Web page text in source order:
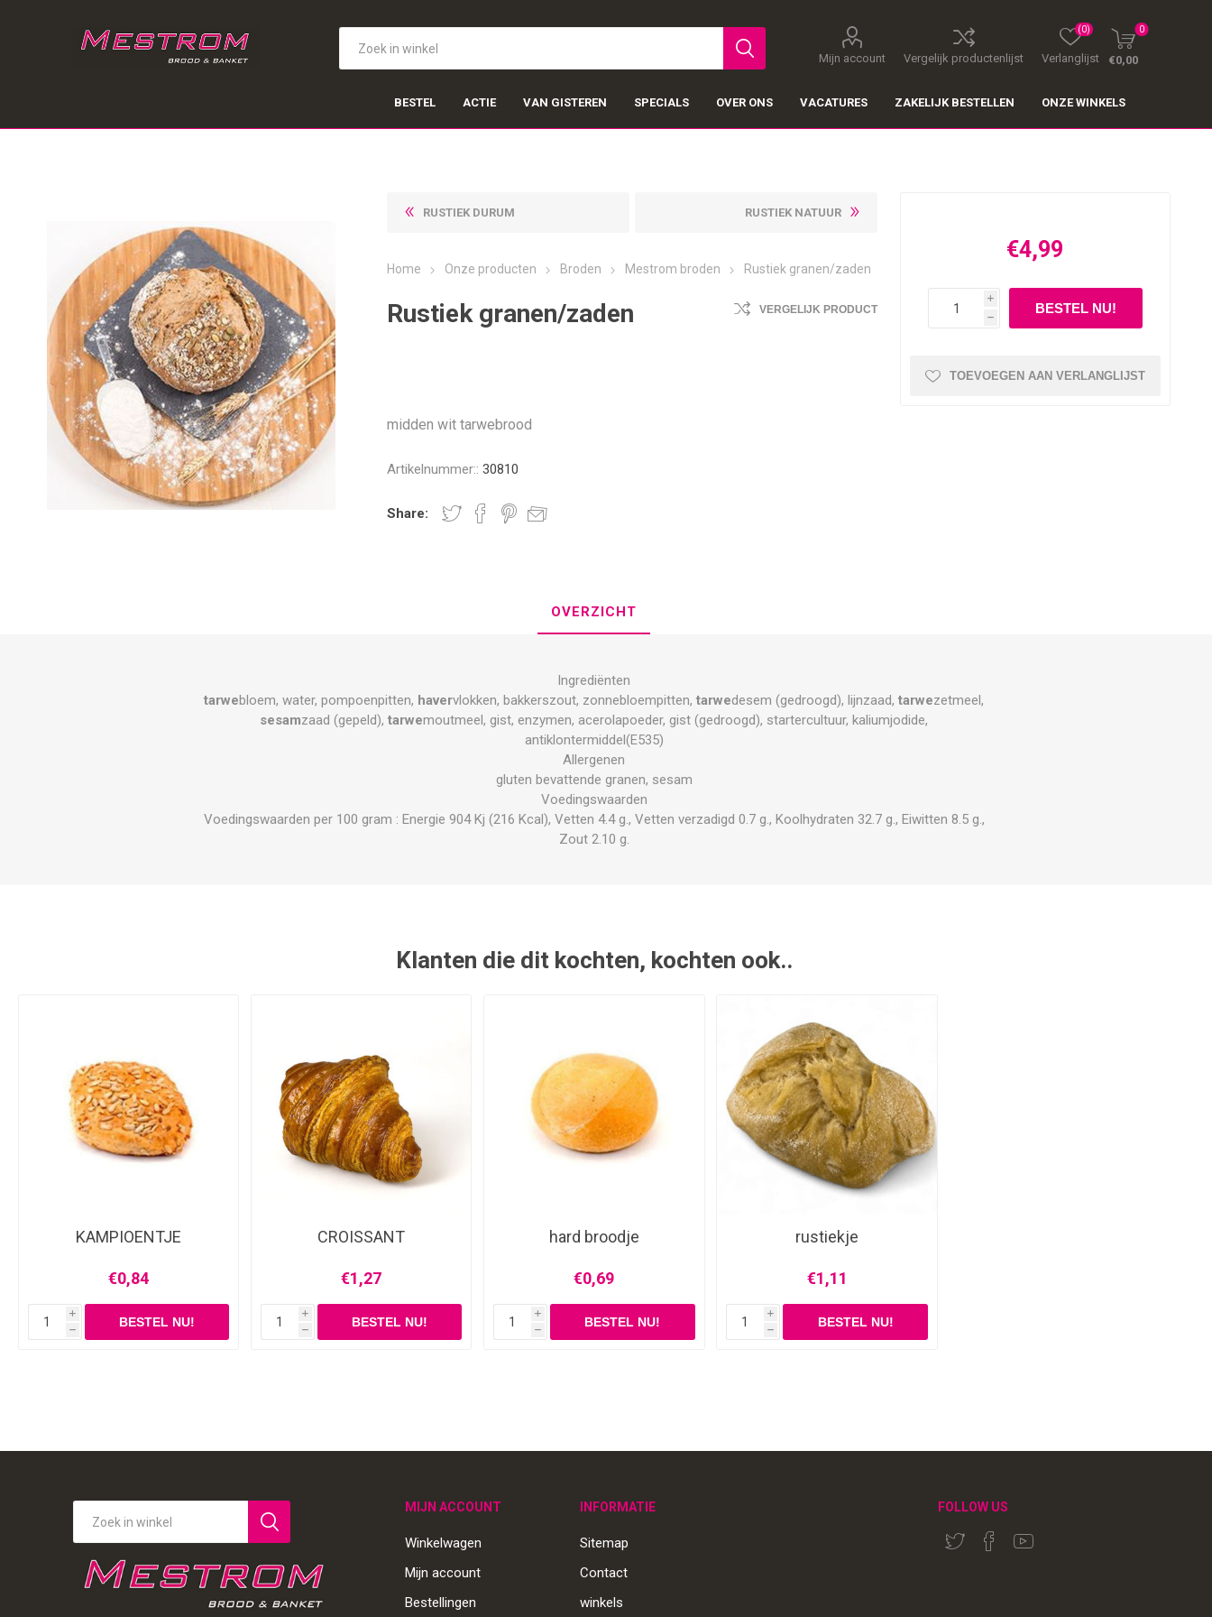
Mijn account Vergelijk productenlijst Verlanglijst
(0) 0
€0,00
BESTEL ACTIE VAN GISTEREN SPECIALS OVER ONS VACATURES ZAKELIJK BESTELLEN ONZE WINKELS
RUSTIEK DURUM RUSTIEK NATUUR
Home Onze producten Broden Mestrom broden Rustiek granen/zaden
Rustiek granen/zaden VERGELIJK PRODUCT
midden wit tarwebrood
Artikelnummer:: 30810
Share:
€4,99
i
h
TOEVOEGEN AAN VERLANGLIJST
OVERZICHT
Ingrediënten
tarwebloem, water, pompoenpitten, havervlokken, bakkerszout, zonnebloempitten,tarwedesem (gedroogd), lijnzaad,tarwezetmeel,
sesamzaad (gepeld),tarwemoutmeel, gist, enzymen, acerolapoeder, gist (gedroogd), startercultuur, kaliumjodide,
antiklontermiddel(E535)
Allergenen
gluten bevattende granen, sesam
Voedingswaarden
Voedingswaarden per 100 gram : Energie 904 Kj (216 Kcal), Vetten 4.4 g., Vetten verzadigd 0.7 g., Koolhydraten 32.7 g., Eiwitten 8.5 g.,
Zout 2.10 g.
Klanten die dit kochten, kochten ook..
KAMPIOENTJE
€0,84
i
h
CROISSANT
€1,27
i
h
hard broodje
€0,69
i
h
rustiekje
€1,11
i
h
MIJN ACCOUNT
Winkelwagen
Mijn account
Bestellingen
INFORMATIE
Sitemap
Contact
winkels
FOLLOW US